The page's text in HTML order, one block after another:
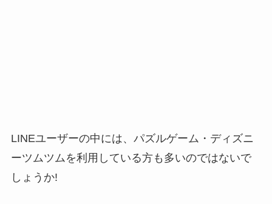
LINEユーザーの中には、パズルゲーム・ディズニ
ーツムツムを利用している方も多いのではないで
しょうか!